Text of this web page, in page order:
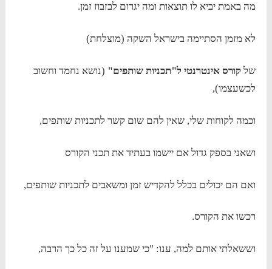
מה באמת יביא לו תוצאות ומה יגרום לבזבוז זמן.
לא מזמן הסתיימה בישראל השקה (מוצלחת)
שלקורס אינטרנטי ל"תכניות שותפים" (נושא נחמד וחשוב
לכשעצמו),
וכמה לקוחות שלי, שאין להם שום קשר לתכניות שותפים,
ושאני בספק גדול אם יישמו בעתיד את תכני הקורס
ואם הם יכולים בכלל להקדיש זמן ומשאבים לתכניות שותפים,
רכשו את הקורס.
וששאלתי אותם למה, ענו: "כי שמענו על זה כל כך הרבה,